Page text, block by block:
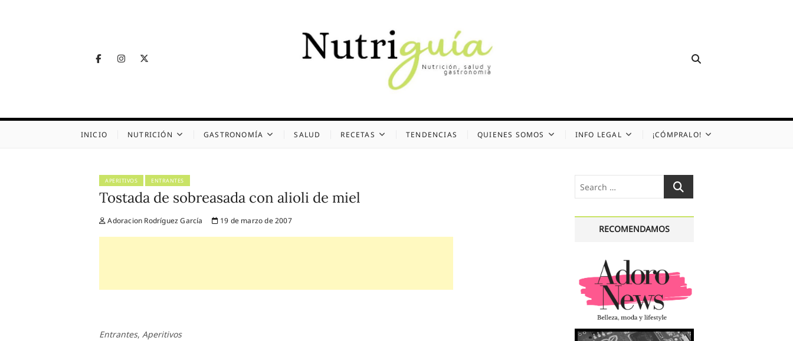
FacebookInstagram
INICIO NUTRICIÓN GASTRONOMÍA SALUD RECETAS TENDENCIAS QUIENES SOMOS INFO LEGAL ¡CÓMPRALO!
APERITIVOS ENTRANTES
Tostada de sobreasada con alioli de miel
Adoracion Rodríguez García 19 de marzo de 2007
Entrantes, Aperitivos
Search
…
RECOMENDAMOS